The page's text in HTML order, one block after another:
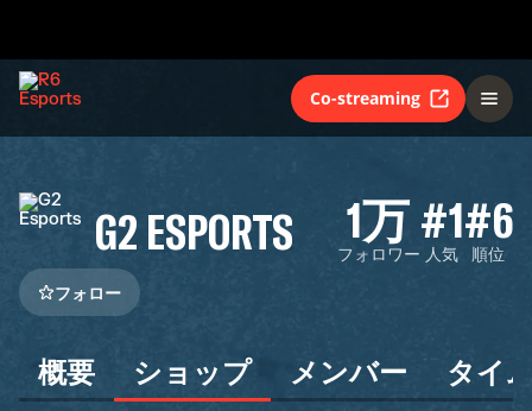
Co-streaming
G2 ESPORTS 1万
フォロワー
#1
人気
#6
順位
フォロー
概要 ショップ メンバー タイ